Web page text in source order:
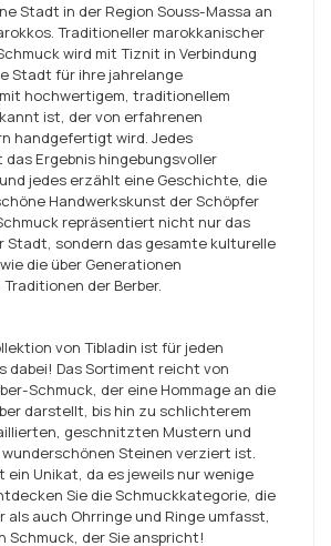
Stadt in der Region Souss-Massa an
Traditioneller marokkanischer
wird mit Tiznit in Verbindung
Stadt für ihre jahrelange
hochwertigem, traditionellem
ist, der von erfahrenen
handgefertigt wird. Jedes
Ergebnis hingebungsvoller
jedes erzählt eine Geschichte, die
Handwerkskunst der Schöpfer
repräsentiert nicht nur das
Stadt, sondern das gesamte kulturelle
die über Generationen
der Berber.
von Tibladin ist für jeden
dabei! Das Sortiment reicht von
Schmuck, der eine Hommage an die
darstellt, bis hin zu schlichterem
geschnitzten Mustern und
Steinen verziert ist.
ein Unikat, da es jeweils nur wenige
Sie die Schmuckkategorie, die
als auch Ohrringe und Ringe umfasst,
Schmuck, der Sie anspricht!